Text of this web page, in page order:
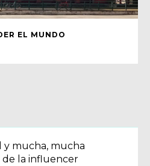
EL MUNDO
y mucha, mucha
de la influencer